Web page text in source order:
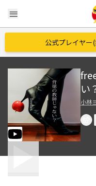
menu
公式プレイヤー
い
小林